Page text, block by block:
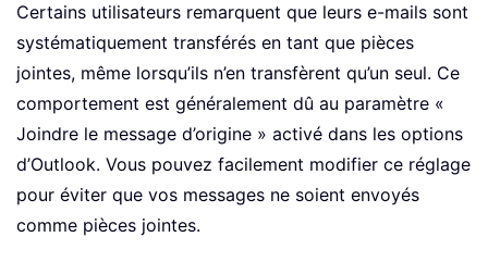
Certains utilisateurs remarquent que leurs e-mails sont
systématiquement transférés en tant que pièces
jointes, même lorsqu’ils n’en transfèrent qu’un seul. Ce
comportement est généralement dû au paramètre «
Joindre le message d’origine » activé dans les options
d’Outlook. Vous pouvez facilement modifier ce réglage
pour éviter que vos messages ne soient envoyés
comme pièces jointes.